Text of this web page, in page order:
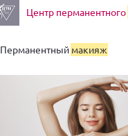
Центр перманентного
Перманентный макияж